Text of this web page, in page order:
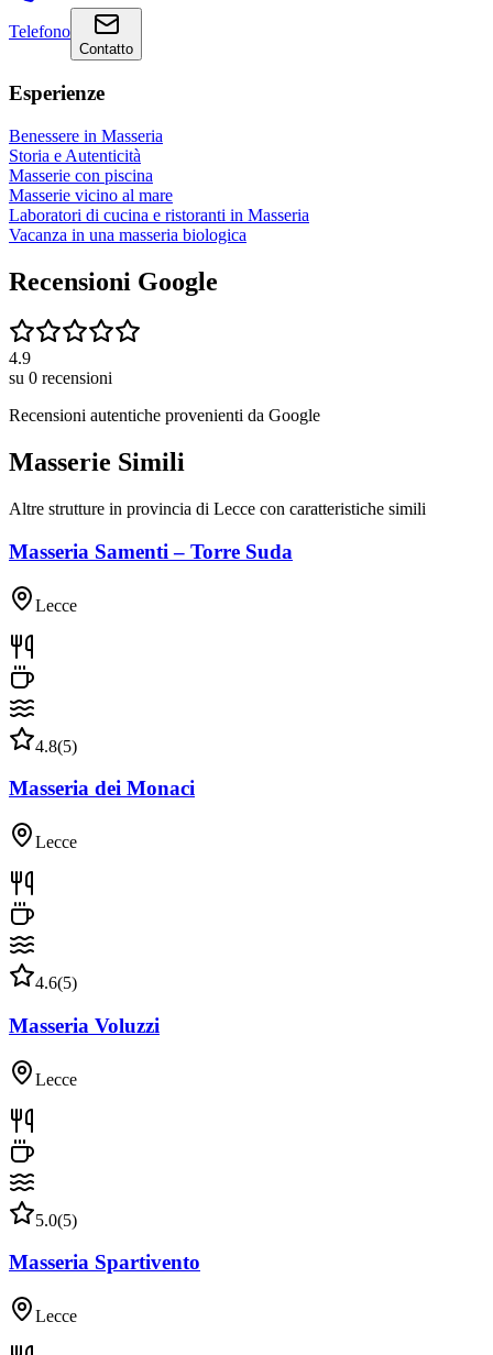
Telefono
Contatto
Esperienze
Benessere in Masseria
Storia e Autenticità
Masserie con piscina
Masserie vicino al mare
Laboratori di cucina e ristoranti in Masseria
Vacanza in una masseria biologica
Recensioni Google
4.9
su 0 recensioni
Recensioni autentiche provenienti da Google
Masserie Simili
Altre strutture in provincia di Lecce con caratteristiche simili
Masseria Samenti – Torre Suda
Lecce
4.8(5)
Masseria dei Monaci
Lecce
4.6(5)
Masseria Voluzzi
Lecce
5.0(5)
Masseria Spartivento
Lecce